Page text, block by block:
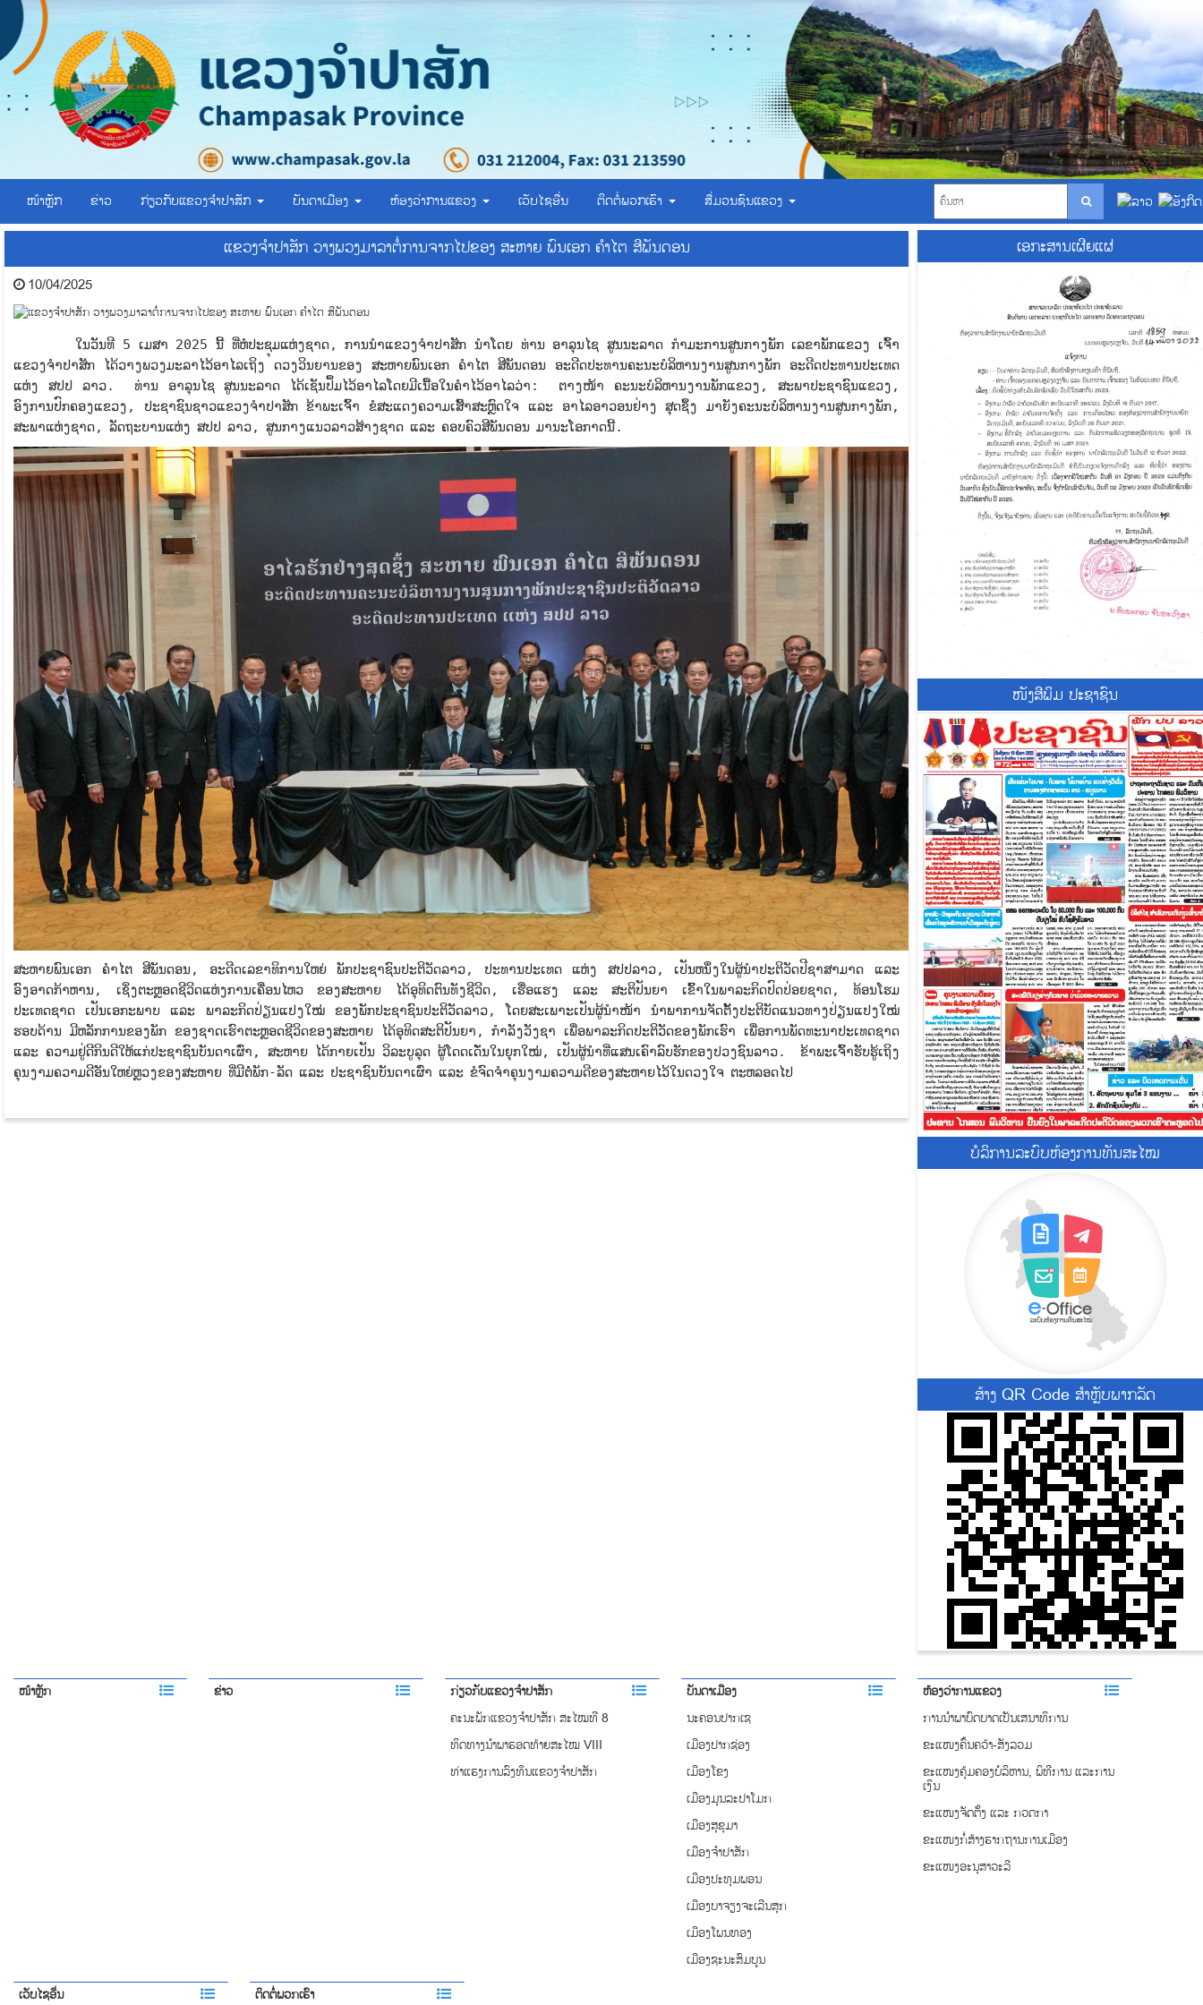
ໜ້າຫຼັກ ຂ່າວ ກ່ຽວກັບແຂວງຈຳປາສັກ ບັນດາເມືອງ ຫ້ອງວ່າການແຂວງ ເວັບໄຊອື່ນ ຕິດຕໍ່ພວກເຮົາ ສື່ມວນຊົນແຂວງ
ແຂວງຈຳປາສັກ ວາງພວງມາລາຕໍ່ການຈາກໄປຂອງ ສະຫາຍ ພົນເອກ ຄຳໄຕ ສີພັນດອນ
10/04/2025
ໃນວັນທີ 5 ເມສາ 2025 ນີ້ ທີ່ຫໍປະຊຸມແຫ່ງຊາດ, ການນຳແຂວງຈຳປາສັກ ນຳໂດຍ ທ່ານ ອາລຸນໄຊ ສູນນະລາດ ກຳມະການສູນກາງພັກ ເລຂາພັກແຂວງ ເຈົ້າ
ແຂວງຈຳປາສັກ ໄດ້ວາງພວງມະລາໄວ້ອາໄລເຖິງ ດວງວິນຍານຂອງ ສະຫາຍພົນເອກ ຄໍາໄຕ ສີພັນດອນ ອະດີດປະທານຄະນະບໍລິຫານງານສູນກາງພັກ ອະດີດປະທານປະເທດ
ແຫ່ງ ສປປ ລາວ. ທ່ານ ອາລຸນໄຊ ສູນນະລາດ ໄດ້ເຊັນປຶ້ມໄວ້ອາໄລໂດຍມີເນື້ອໃນຄໍາໄວ້ອາໄລວ່າ: ຕາງໜ້າ ຄະນະບໍລິຫານງານພັກແຂວງ, ສະພາປະຊາຊົນແຂວງ,
ອົງການປົກຄອງແຂວງ, ປະຊາຊົນຊາວແຂວງຈຳປາສັກ ຂ້າພະເຈົ້າ ຂໍສະແດງຄວາມເສົ້າສະຫຼົດໃຈ ແລະ ອາໄລອາວອນຢ່າງ ສຸດຊຶ້ງ ມາຍັງຄະນະບໍລິຫານງານສູນກາງພັກ,
ສະພາແຫ່ງຊາດ, ລັດຖະບານແຫ່ງ ສປປ ລາວ, ສູນກາງແນວລາວສ້າງຊາດ ແລະ ຄອບຄົວສີພັນດອນ ມານະໂອກາດນີ້.
ສະຫາຍພົນເອກ ຄຳໄຕ ສີພັນດອນ, ອະດີດເລຂາທິການໃຫຍ່ ພັກປະຊາຊົນປະຕິວັດລາວ, ປະທານປະເທດ ແຫ່ງ ສປປລາວ, ເປັນຫນຶ່ງໃນຜູ້ນໍາປະຕິວັດປີຊາສາມາດ ແລະ
ອົງອາດກ້າຫານ, ເຊິ່ງຕະຫຼອດຊີວິດແຫ່ງການເຄື່ອນໄຫວ ຂອງສະຫາຍ ໄດ້ອຸທິດຕົນທັງຊີວິດ, ເຮື່ອແຮງ ແລະ ສະຕິປັນຍາ ເຂົ້າໃນພາລະກິດປົດປ່ອຍຊາດ, ທ້ອນໂຮມ
ປະເທດຊາດ ເປັນເອກະພາບ ແລະ ພາລະກິດປ່ຽນແປງໃໝ່ ຂອງພັກປະຊາຊົນປະຕິວັດລາວ, ໂດຍສະເພາະເປັນຜູ້ນຳໜ້າ ນຳພາການຈັດຕັ້ງປະຕິບັດແນວທາງປ່ຽນແປງໃໝ່
ຮອບດ້ານ ມີຫລັກການຂອງພັກ ຂອງຊາດເຮົາຕະຫຼອດຊີວິດຂອງສະຫາຍ ໄດ້ອຸທິດສະຕິປັນຍາ, ກຳລັງວັງຊາ ເພື່ອພາລະກິດປະຕິວັດຂອງພັກເຮົາ ເພື່ອການພັດທະນາປະເທດຊາດ
ແລະ ຄວາມຢູ່ດີກິນດີໃຫ້ແກ່ປະຊາຊົນບັນດາເຜົ່າ, ສະຫາຍ ໄດ້ກາຍເປັນ ວິລະບູລຸດ ຜູ້ໂດດເດັ່ນໃນຍຸກໃໝ່, ເປັນຜູ້ນຳທີ່ແສນເຄົາລົບຮັກຂອງປວງຊົນລາວ. ຂ້າພະເຈົ້າຮັບຮູ້ເຖິງ
ຄຸນງາມຄວາມດີອັນໃຫຍ່ຫຼວງຂອງສະຫາຍ ທີ່ມີຕໍ່ພັກ-ລັດ ແລະ ປະຊາຊົນບັນດາເຜົ່າ ແລະ ຂໍຈົດຈຳຄຸນງາມຄວາມດີຂອງສະຫາຍໄວ້ໃນດວງໃຈ ຕະຫລອດໄປ
ເອກະສານເຜີຍແຜ່
ໜັງສີພິມ ປະຊາຊົນ
ບໍ​ລິ​ການ​ລະບົບຫ້ອງການທັນສະໄໝ
ສ້າງ QR Code ສຳຫຼັບພາກລັດ
ໜ້າຫຼັກ ຂ່າວ
ກ່ຽວກັບແຂວງຈຳປາສັກ
ຄະນະພັກແຂວງຈຳປາສັກ ສະໄໝທີ 8
ທິດທາງນໍາພາຮອດທ້າຍສະໄໝ VIII
ທ່າແຮງການລົງທຶນແຂວງຈໍາປາສັກ
ບັນດາເມືອງ
ນະຄອນປາກເຊ
ເມືອງປາກຊ່ອງ
ເມືອງໂຂງ
ເມືອງມຸນລະປາໂມກ
ເມືອງສຸຂຸມາ
ເມືອງຈຳປາສັກ
ເມືອງປະທຸມພອນ
ເມືອງບາຈຽງຈະເລີນສຸກ
ເມືອງໂພນທອງ
ເມືອງຊະນະສົມບູນ
ຫ້ອງວ່າການແຂວງ
ການ​​ນຳພາ​ບົດບາດ​​ເປັນເສນາ​ທິການ
ຂະແໜງຄົ້ນຄວ້າ-ສັງລວມ
ຂະແໜງຄຸ້ມຄອງບໍລິຫານ, ພິທີການ ແລະການ
ເງິນ
ຂະແໜງຈັດຕັ້ງ ແລະ ກວດກາ
ຂະແໜງກໍ່ສ້າງຮາກຖານການເມືອງ
ຂະແໜງອະນຸສາວະລີ
ເວັບໄຊອື່ນ ຕິດຕໍ່ພວກເຮົາ